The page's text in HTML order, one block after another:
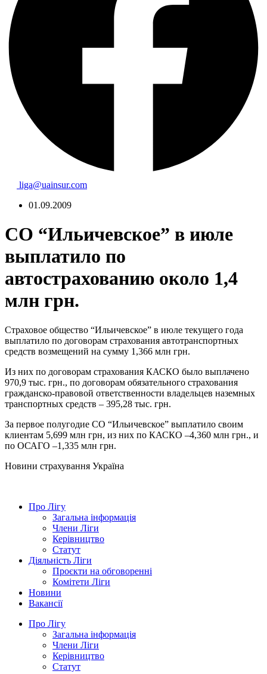
liga@uainsur.com
01.09.2009
СО “Ильичевское” в июле
выплатило по
автострахованию около 1,4
млн грн.
Страховое общество “Ильичевское” в июле текущего года
выплатило по договорам страхования автотранспортных
средств возмещений на сумму 1,366 млн грн.
Из них по договорам страхования КАСКО было выплачено
970,9 тыс. грн., по договорам обязательного страхования
гражданско-правовой ответственности владельцев наземных
транспортных средств – 395,28 тыс. грн.
За первое полугодие СО “Ильичевское” выплатило своим
клиентам 5,699 млн грн, из них по КАСКО –4,360 млн грн., и
по ОСАГО –1,335 млн грн.
Новини страхування Україна
Про Лігу
Загальна інформація
Члени Ліги
Керівництво
Статут
Діяльність Ліги
Проєкти на обговоренні
Комітети Ліги
Новини
Вакансії
Про Лігу
Загальна інформація
Члени Ліги
Керівництво
Статут